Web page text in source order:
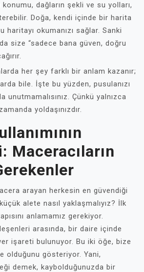
konumu, dağların şekli ve su yolları,
Doğa, kendi içinde bir harita
haritayı okumanızı sağlar. Sanki
size “sadece bana güven, doğru
her şey farklı bir anlam kazanır;
bile. İşte bu yüzden, pusulanızı
unutmamalısınız. Çünkü yalnızca
yoldaşınızdır.
Maceracıların
arayan herkesin en güvendiği
alete nasıl yaklaşmalıyız? İlk
anlamamız gerekiyor.
arasında, bir daire içinde
işareti bulunuyor. Bu iki öğe, bize
olduğunu gösteriyor. Yani,
demek, kaybolduğunuzda bir